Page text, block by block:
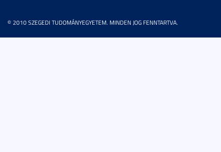
© 2010 SZEGEDI TUDOMÁNYEGYETEM. MINDEN JOG FENNTARTVA.